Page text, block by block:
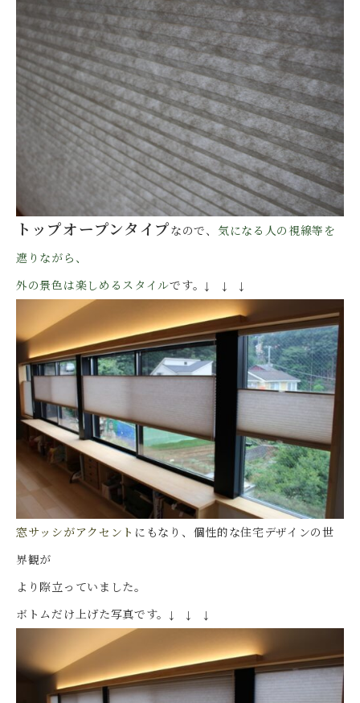
トップオープンタイプなので、 気になる人の視線等を
遮りながら、
外の景色は楽しめるスタイルです。↓ ↓ ↓
窓サッシがアクセント にもなり、個性的な住宅デザインの世
界観が
より際立っていました。
ボトムだけ上げた写真です。↓ ↓ ↓